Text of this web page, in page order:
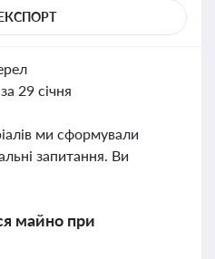
29 січня
ми сформували
запитання. Ви
майно при